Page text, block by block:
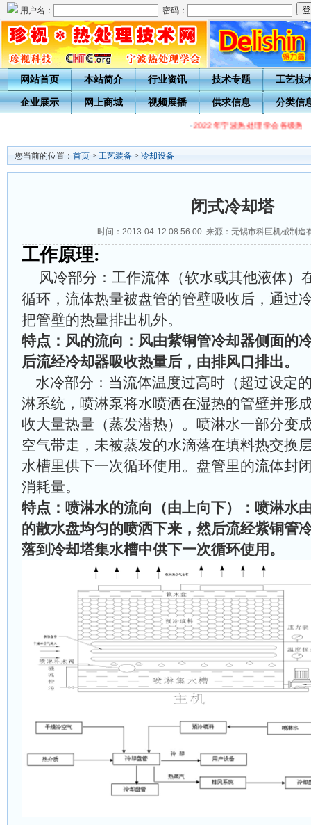
用户名： 密码：
网站首页 本站简介 行业资讯 技术专题 工艺技
企业展示 网上商城 视频展播 供求信息 分类信
2022年宁波热处理学会各级热处
您当前的位置： 首页 > 工艺装备 > 冷却设备
闭式冷却塔
时间：2013-04-12 08:56:00 来源：无锡市科巨机械制造
工作原理:
风冷部分：工作流体（软水或其他液体）
循环，流体热量被盘管的管壁吸收后，通过
把管壁的热量排出机外。
特点：风的流向：风由紫铜管冷却器侧面的
后流经冷却器吸收热量后，由排风口排出。
水冷部分：当流体温度过高时（超过设定
淋系统，喷淋泵将水喷洒在湿热的管壁并形
收大量热量（蒸发潜热）。喷淋水一部分变
空气带走，未被蒸发的水滴落在填料热交换
水槽里供下一次循环使用。盘管里的流体封
消耗量。
特点：喷淋水的流向（由上向下）：喷淋水
的散水盘均匀的喷洒下来，然后流经紫铜管
落到冷却塔集水槽中供下一次循环使用。